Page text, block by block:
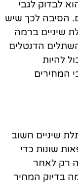
לבדוק לגבי
הסיבה לכך שיש
שיניים ברמה
הדנטלים
להיות
המחירים
שיניים חשוב
שונות כדי
רק לאחר
בדיוק המחיר